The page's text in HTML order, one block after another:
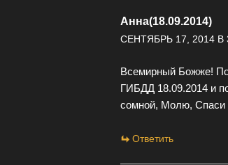
Анна(18.09.2014)
СЕНТЯБРЬ 17, 2014 В
Всемирный Божже!
ГИБДД 18.09.2014 и
сомной, Молю, Спаси
Ответить